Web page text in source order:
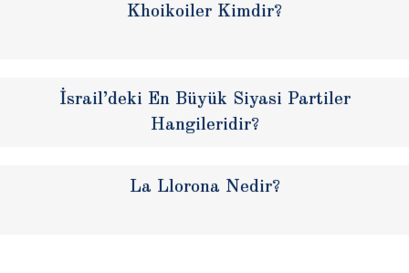
Khoikoiler Kimdir?
İsrail’deki En Büyük Siyasi Partiler
Hangileridir?
La Llorona Nedir?